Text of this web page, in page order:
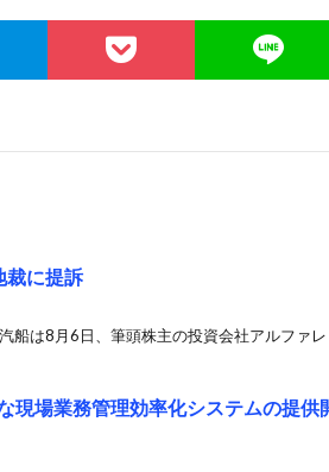
裁に提訴
船は8月6日、筆頭株主の投資会社アルファレ
現場業務管理効率化システムの提供